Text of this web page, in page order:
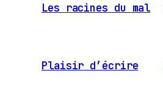
Les racines du mal
Plaisir d’écrire